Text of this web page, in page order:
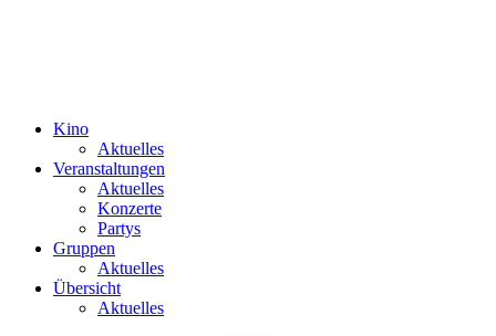
Kino
Aktuelles
Veranstaltungen
Aktuelles
Konzerte
Partys
Gruppen
Aktuelles
Übersicht
Aktuelles